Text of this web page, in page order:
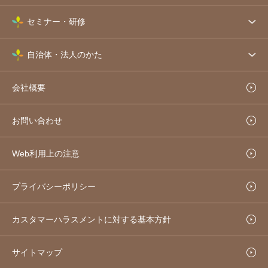
セミナー・研修
自治体・法人のかた
会社概要
お問い合わせ
Web利用上の注意
プライバシーポリシー
カスタマーハラスメントに対する基本方針
サイトマップ